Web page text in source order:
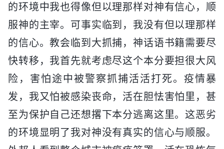
的环境中我也得像但以理那样对神有信心，顺
服神的主宰。可事实临到，我没有但以理那样
的信心。教会临到大抓捕，神话语书籍需要尽
快转移，我首先就考虑尽这个本分要担很大风
险，害怕途中被警察抓捕活活打死。疫情暴
发，我又怕被感染丧命，活在胆怯害怕里，甚
至为保护自己还想撂下本分逃离这里。这恶劣
的环境显明了我对神没有真实的信心与顺服。